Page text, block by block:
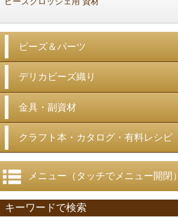
ビーズ＆パーツ
デリカビーズ織り
金具・副資材
クラフト本・カタログ・有料レシピ
メニュー（タッチでメニュー開閉）
キーワードで検索